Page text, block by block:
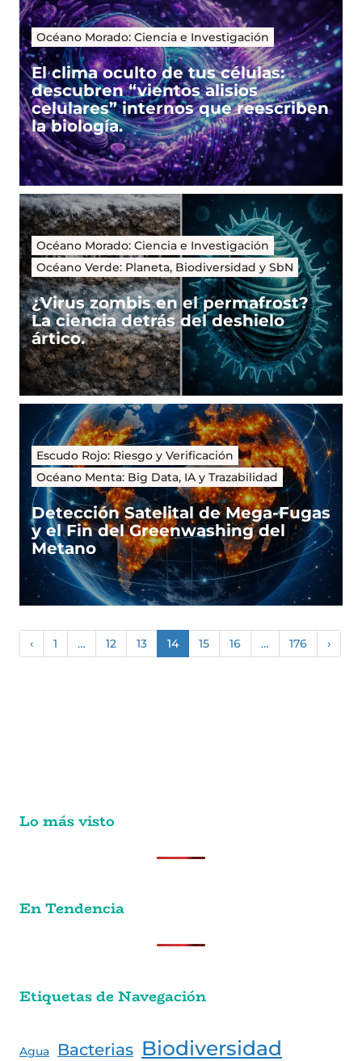
Océano Morado: Ciencia e Investigación
El clima oculto de tus células:
descubren “vientos alisios
celulares” internos que reescriben
la biología.
Océano Morado: Ciencia e Investigación
Océano Verde: Planeta, Biodiversidad y SbN
¿Virus zombis en el permafrost?
La ciencia detrás del deshielo
ártico.
Escudo Rojo: Riesgo y Verificación
Océano Menta: Big Data, IA y Trazabilidad
Detección Satelital de Mega-Fugas
y el Fin del Greenwashing del
Metano
‹ 1 … 12 13 14 15 16 … 176 ›
Lo más visto
En Tendencia
Etiquetas de Navegación
Agua Bacterias Biodiversidad